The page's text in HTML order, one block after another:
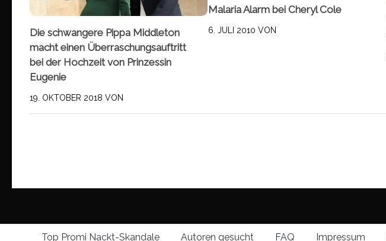
Die schwangere Pippa Middleton
macht einen Überraschungsauftritt
bei der Hochzeit von Prinzessin
Eugenie
19. OKTOBER 2018 VON
Malaria Alarm bei Cheryl Cole
6. JULI 2010 VON
Top Promi Nackt-Skandale Autoren gesucht FAQ Impressum